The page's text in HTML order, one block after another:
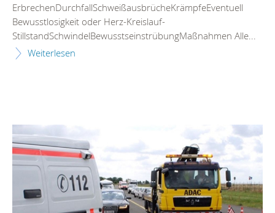
ErbrechenDurchfallSchweißausbrücheKrämpfeEventuell
Bewusstlosigkeit oder Herz-Kreislauf-
StillstandSchwindelBewusstseinstrübungMaßnahmen Alle...
Weiterlesen